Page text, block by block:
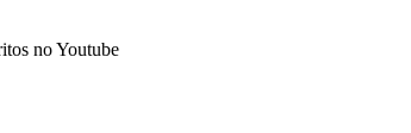
no Youtube